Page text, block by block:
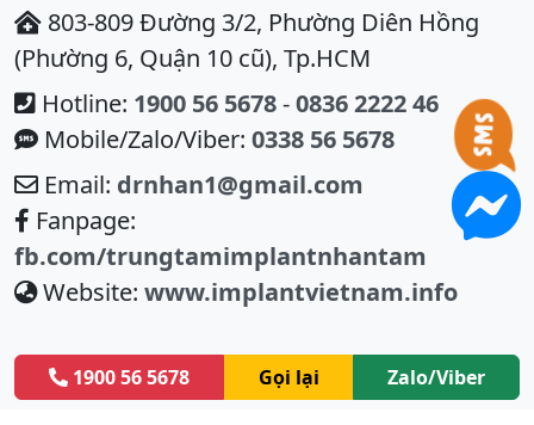
803-809 Đường 3/2, Phường Diên Hồng
(Phường 6, Quận 10 cũ), Tp.HCM
Hotline: 1900 56 5678-0836 2222 46
Mobile/Zalo/Viber: 0338 56 5678
Email: drnhan1@gmail.com
Fanpage:
fb.com/trungtamimplantnhantam
Website: www.implantvietnam.info
Facebook Fanpage
1900 56 5678 Gọi lại Zalo/Viber